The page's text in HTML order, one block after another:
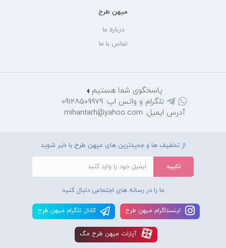
میهن طرح
درباره ما
تماس با ما
پاسخگوی شما هستیم
تلگرام و واتس اپ: 09128509979
آدرس ایمیل: mihantarh@yahoo.com
از تخفیف ها و جدیدترین های میهن طرح با خبر شوید
ما را در رسانه های اجتماعی دنبال کنید
اينستاگرام ميهن طرح کانال تلگرام ميهن طرح
آپارات ميهن طرح مگ